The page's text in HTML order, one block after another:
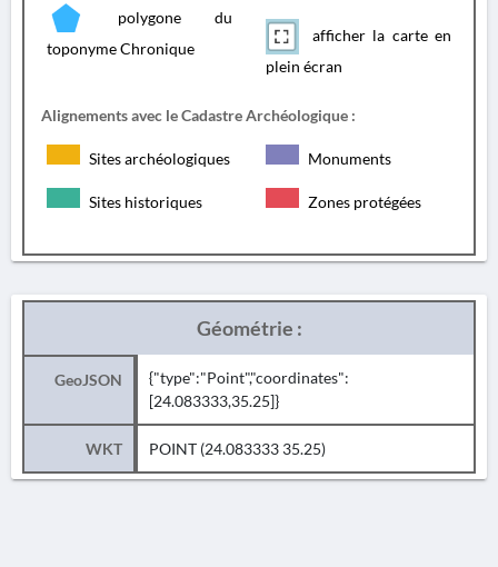
polygone du
toponyme Chronique
afficher la carte en
plein écran
Alignements avec le Cadastre Archéologique :
Sites archéologiques Monuments
Sites historiques Zones protégées
Géométrie :
GeoJSON
{"type":"Point","coordinates":
[24.083333,35.25]}
WKT POINT (24.083333 35.25)